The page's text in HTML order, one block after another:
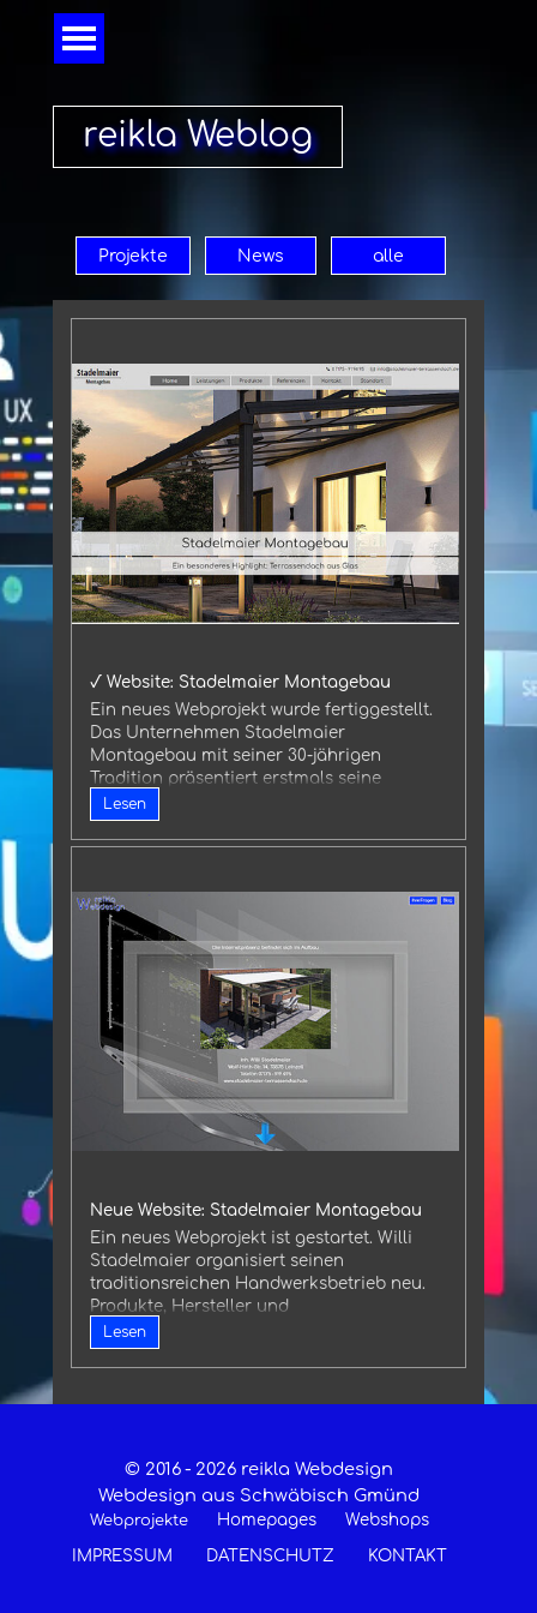
Direkt zum Seiteninhalt
reikla Weblog
Projekte News alle
√ Website: Stadelmaier Montagebau
Ein neues Webprojekt wurde fertiggestellt.
Das Unternehmen Stadelmaier
Montagebau mit seiner 30-jährigen
Tradition präsentiert erstmals seine
Referenzen, Produkte und
Handwerkerleistungen im Internet.
Lesen
Neue Website: Stadelmaier Montagebau
Ein neues Webprojekt ist gestartet. Willi
Stadelmaier organisiert seinen
traditionsreichen Handwerksbetrieb neu.
Produkte, Hersteller und
Handwerkerleistungen werden nun erstmals
auch im Internet präsentiert.
Lesen
© 2016 - 2026 reikla Webdesign
Webdesign aus Schwäbisch Gmünd
Webprojekte Homepages
Webshops
IMPRESSUM
DATENSCHUTZ KONTAKT